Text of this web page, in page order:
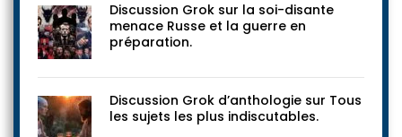
Discussion Grok sur la soi-disante
menace Russe et la guerre en
préparation.
Discussion Grok d’anthologie sur Tous
les sujets les plus indiscutables.